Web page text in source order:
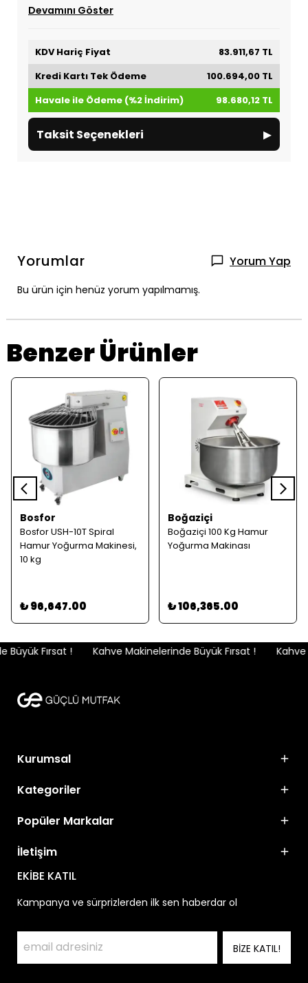
Devamını Göster
KDV Hariç Fiyat
83.911,67 TL
Kredi Kartı Tek Ödeme
100.694,00 TL
Havale ile Ödeme (%2 İndirim)
98.680,12 TL
Taksit Seçenekleri ▸
Yorumlar Yorum Yap
Bu ürün için henüz yorum yapılmamış.
Benzer Ürünler
Bosfor
Bosfor USH-10T Spiral
Hamur Yoğurma Makinesi,
10 kg
₺ 96,647.00
Boğaziçi
Boğaziçi 100 Kg Hamur
Yoğurma Makinası
₺ 106,365.00
Fırsat ! Kahve Makinelerinde Büyük Fırsat ! Kahve
Kurumsal
Kategoriler
Popüler Markalar
İletişim
EKİBE KATIL
Kampanya ve sürprizlerden ilk sen haberdar ol
BİZE KATIL!